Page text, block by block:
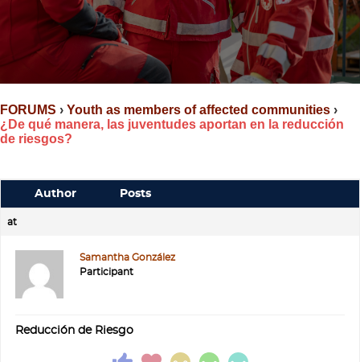
FORUMS › Youth as members of affected communities ›
¿De qué manera, las juventudes aportan en la reducción
de riesgos?
Author Posts
at
Samantha González
Participant
Reducción de Riesgo